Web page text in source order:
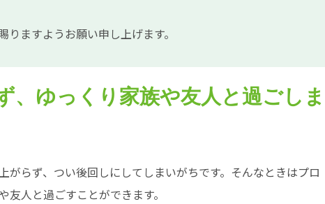
ますようお願い申し上げます。
、ゆっくり家族や友人と過ごしま
らず、つい後回しにしてしまいがちです。そんなときはプロ
人と過ごすことができます。